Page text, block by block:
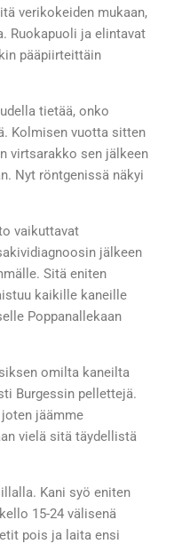
verikokeiden mukaan,
Ruokapuoli ja elintavat
pääpiirteittäin
tietää, onko
Kolmisen vuotta sitten
virtsarakko sen jälkeen
Nyt röntgenissä näkyi
vaikuttavat
jälkeen
Sitä eniten
kaikille kaneille
Poppanallekaan
omilta kaneilta
Burgessin pellettejä.
jäämme
vielä sitä täydellistä
Kani syö eniten
15-24 välisenä
pois ja laita ensi